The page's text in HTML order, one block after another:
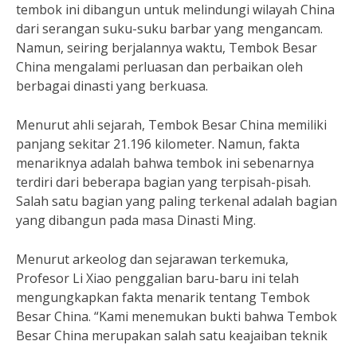
tembok ini dibangun untuk melindungi wilayah China
dari serangan suku-suku barbar yang mengancam.
Namun, seiring berjalannya waktu, Tembok Besar
China mengalami perluasan dan perbaikan oleh
berbagai dinasti yang berkuasa.
Menurut ahli sejarah, Tembok Besar China memiliki
panjang sekitar 21.196 kilometer. Namun, fakta
menariknya adalah bahwa tembok ini sebenarnya
terdiri dari beberapa bagian yang terpisah-pisah.
Salah satu bagian yang paling terkenal adalah bagian
yang dibangun pada masa Dinasti Ming.
Menurut arkeolog dan sejarawan terkemuka,
Profesor Li Xiao penggalian baru-baru ini telah
mengungkapkan fakta menarik tentang Tembok
Besar China. “Kami menemukan bukti bahwa Tembok
Besar China merupakan salah satu keajaiban teknik